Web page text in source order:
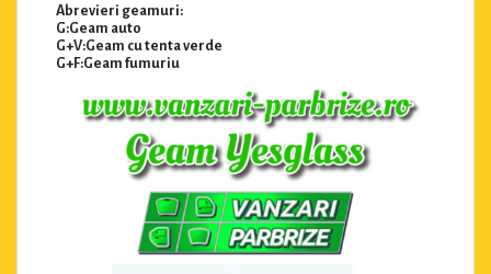
Abrevieri geamuri:
G:Geam auto
G+V:Geam cu tenta verde
G+F:Geam fumuriu